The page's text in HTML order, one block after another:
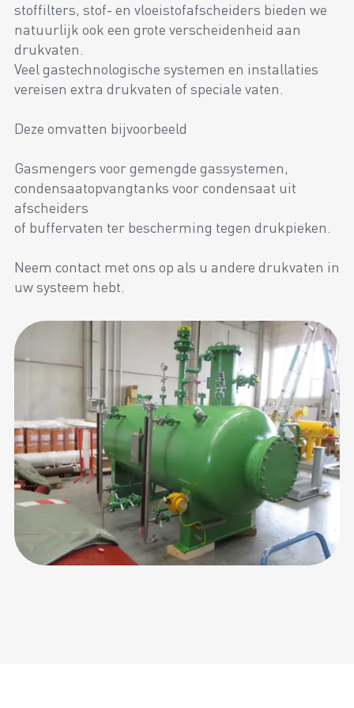
stoffilters, stof- en vloeistofafscheiders bieden we
natuurlijk ook een grote verscheidenheid aan
drukvaten.
Veel gastechnologische systemen en installaties
vereisen extra drukvaten of speciale vaten.
Deze omvatten bijvoorbeeld
Gasmengers voor gemengde gassystemen,
condensaatopvangtanks voor condensaat uit
afscheiders
of buffervaten ter bescherming tegen drukpieken.
Neem contact met ons op als u andere drukvaten in
uw systeem hebt.